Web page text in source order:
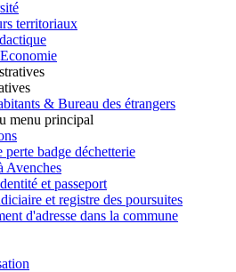
territoriaux
& Bureau des étrangers
menu principal
perte badge déchetterie
Avenches
et passeport
et registre des poursuites
d'adresse dans la commune